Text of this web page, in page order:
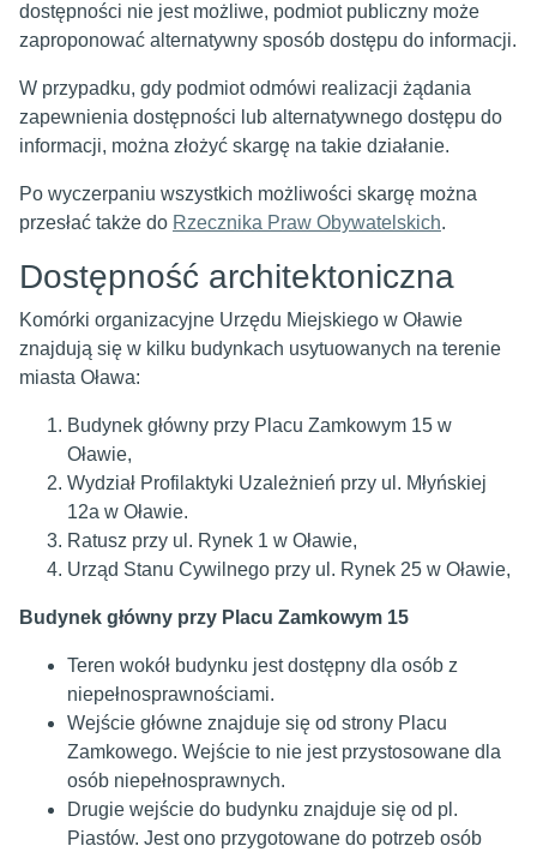
dostępności nie jest możliwe, podmiot publiczny może
zaproponować alternatywny sposób dostępu do informacji.
W przypadku, gdy podmiot odmówi realizacji żądania
zapewnienia dostępności lub alternatywnego dostępu do
informacji, można złożyć skargę na takie działanie.
Po wyczerpaniu wszystkich możliwości skargę można
przesłać także do Rzecznika Praw Obywatelskich.
Dostępność architektoniczna
Komórki organizacyjne Urzędu Miejskiego w Oławie
znajdują się w kilku budynkach usytuowanych na terenie
miasta Oława:
Budynek główny przy Placu Zamkowym 15 w
Oławie,
Wydział Profilaktyki Uzależnień przy ul. Młyńskiej
12a w Oławie.
Ratusz przy ul. Rynek 1 w Oławie,
Urząd Stanu Cywilnego przy ul. Rynek 25 w Oławie,
Budynek główny przy Placu Zamkowym 15
Teren wokół budynku jest dostępny dla osób z
niepełnosprawnościami.
Wejście główne znajduje się od strony Placu
Zamkowego. Wejście to nie jest przystosowane dla
osób niepełnosprawnych.
Drugie wejście do budynku znajduje się od pl.
Piastów. Jest ono przygotowane do potrzeb osób